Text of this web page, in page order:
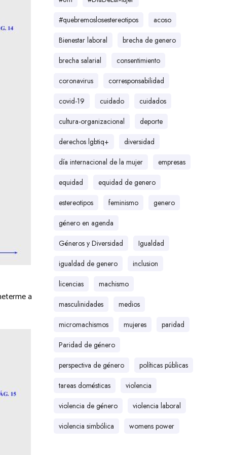
a
#quebremoslosestereotipos
acoso
Bienestar laboral
brecha de genero
brecha salarial
consentimiento
coronavirus
corresponsabilidad
covid-19
cuidado
cuidados
cultura-organizacional
deporte
derechos lgbtiq+
diversidad
día internacional de la mujer
empresas
equidad
equidad de genero
estereotipos
feminismo
genero
género en agenda
Géneros y Diversidad
Igualdad
igualdad de genero
inclusion
licencias
machismo
masculinidades
medios
micromachismos
mujeres
paridad
Paridad de género
perspectiva de género
políticas públicas
tareas domésticas
violencia
violencia de género
violencia laboral
violencia simbólica
womens power